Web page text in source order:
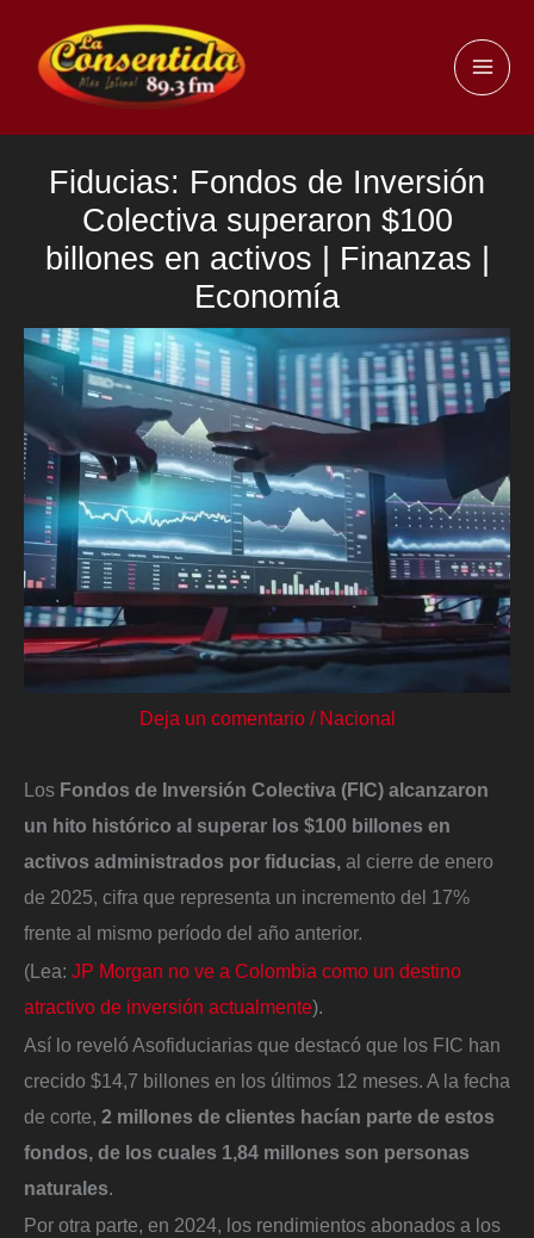
contenido
Fiducias: Fondos de Inversión
Colectiva superaron $100
billones en activos | Finanzas |
Economía
Deja un comentario / Nacional
Los Fondos de Inversión Colectiva (FIC) alcanzaron
un hito histórico al superar los $100 billones en
activos administrados por fiducias, al cierre de enero
de 2025, cifra que representa un incremento del 17%
frente al mismo período del año anterior.
(Lea: JP Morgan no ve a Colombia como un destino
atractivo de inversión actualmente).
Así lo reveló Asofiduciarias que destacó que los FIC han
crecido $14,7 billones en los últimos 12 meses. A la fecha
de corte, 2 millones de clientes hacían parte de estos
fondos, de los cuales 1,84 millones son personas
naturales
Por otra parte, en 2024, los rendimientos abonados a los